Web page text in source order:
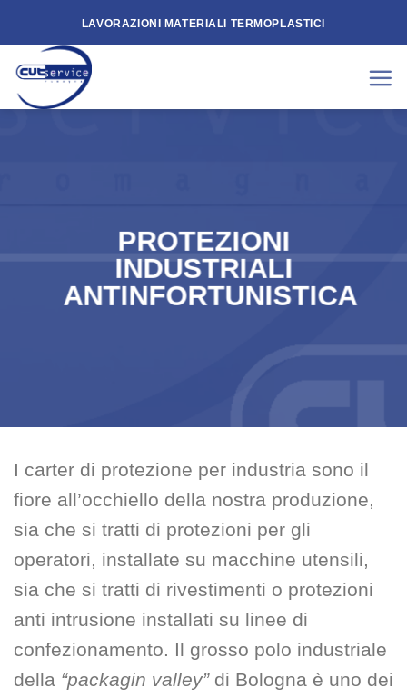
content
LAVORAZIONI MATERIALI TERMOPLASTICI
PROTEZIONI
INDUSTRIALI
ANTINFORTUNISTICA
I carter di protezione per industria sono il
fiore all’occhiello della nostra produzione,
sia che si tratti di protezioni per gli
operatori, installate su macchine utensili,
sia che si tratti di rivestimenti o protezioni
anti intrusione installati su linee di
confezionamento. Il grosso polo industriale
della “packagin valley”di Bologna è uno dei